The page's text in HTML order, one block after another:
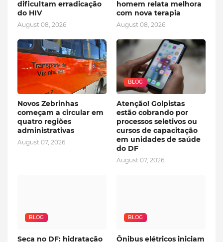
dificultam erradicação
do HIV
August 08, 2026
homem relata melhora
com nova terapia
August 08, 2026
Novos Zebrinhas
começam a circular em
quatro regiões
administrativas
August 07, 2026
BLOG
Atenção! Golpistas
estão cobrando por
processos seletivos ou
cursos de capacitação
em unidades de saúde
do DF
August 07, 2026
BLOG
Seca no DF: hidratação
BLOG
Ônibus elétricos iniciam